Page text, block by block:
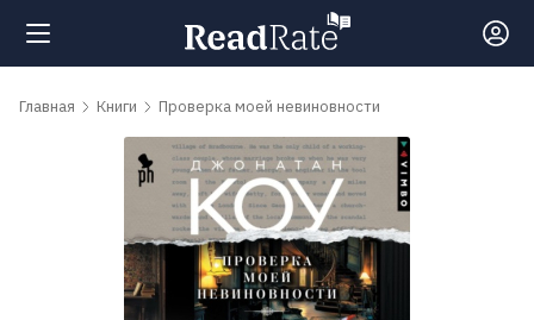
Поиск
Рейтинги
Главная Книги Проверка моей невиновности